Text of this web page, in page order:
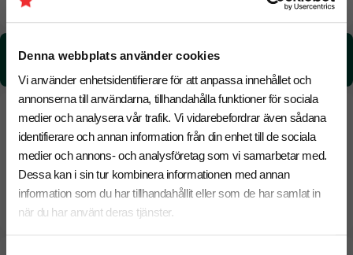
Denna webbplats använder cookies
Vi använder enhetsidentifierare för att anpassa innehållet och
annonserna till användarna, tillhandahålla funktioner för sociala
medier och analysera vår trafik. Vi vidarebefordrar även sådana
identifierare och annan information från din enhet till de sociala
medier och annons- och analysföretag som vi samarbetar med.
Dessa kan i sin tur kombinera informationen med annan
information som du har tillhandahållit eller som de har samlat in
när du har använt deras tjänster.
Snabbare leverans? Kontakta oss.
CO₂e -avtryck:
0.52 kg CO₂e / per styck